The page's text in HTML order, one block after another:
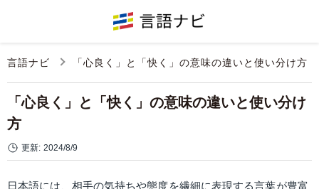
言語ナビ 「心良く」と「快く」の意味の違いと使い分け方
「心良く」と「快く」の意味の違いと使い分け
方
更新: 2024/8/9
日本語には、相手の気持ちや態度を繊細に表現する言葉が豊富